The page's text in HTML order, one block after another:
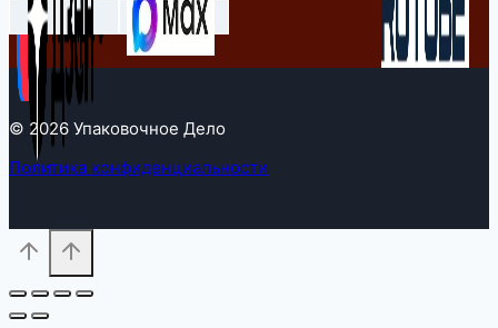
© 2026 Упаковочное Дело
Политика конфиденциальности